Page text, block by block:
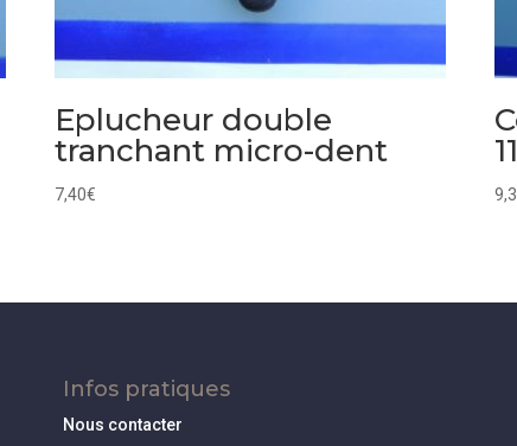
Eplucheur double
tranchant micro-dent
7,40€
Infos pratiques
Nous contacter